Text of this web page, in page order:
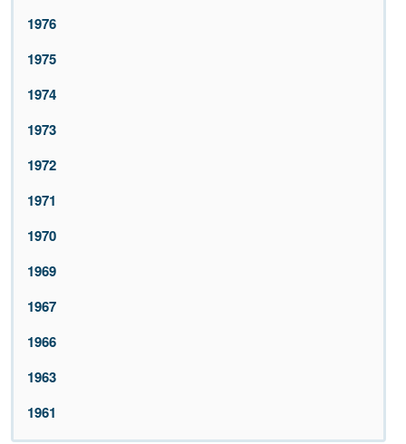
1976
1975
1974
1973
1972
1971
1970
1969
1967
1966
1963
1961